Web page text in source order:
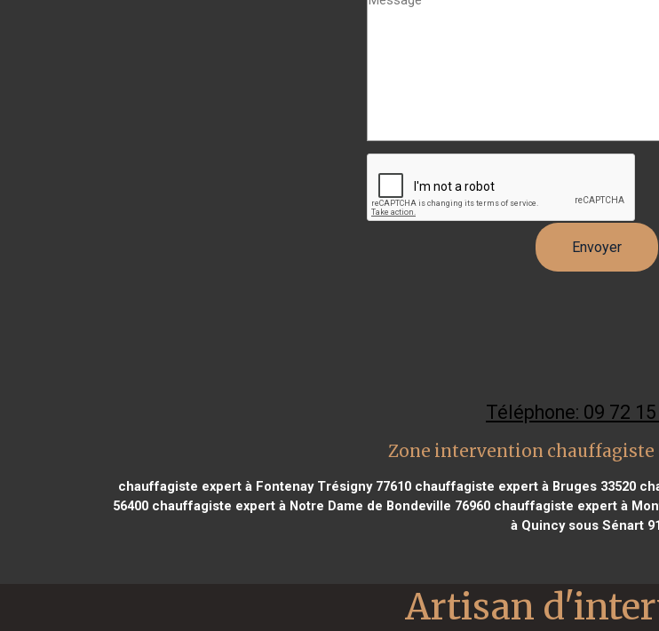
Téléphone: 09 72
Zone intervention
chauffagiste expert à Fontenay Trésigny 77610 chauffagiste expert à Bruges 33520
56400chauffagiste expert à Notre Dame de Bondeville 76960chauffagiste expert à
à Quincy sous Sénart
Artisan